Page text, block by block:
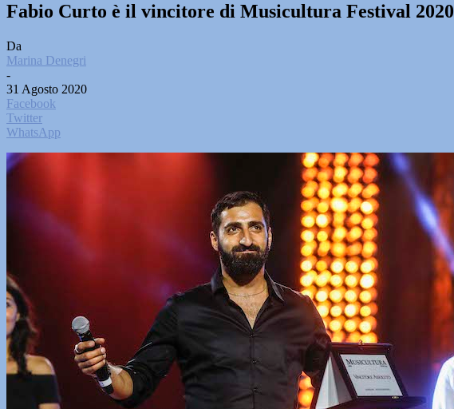
Fabio Curto è il vincitore di Musicultura Festival 2020
Da
Marina Denegri
-
31 Agosto 2020
Facebook
Twitter
WhatsApp